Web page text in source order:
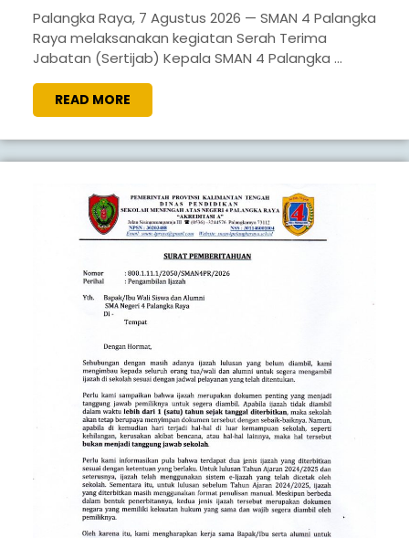
JABATAN
KEPALA
SMAN
4
PALANGKA
RAYA
Palangka Raya, 7 Agustus 2026 — SMAN 4 Palangka
Raya melaksanakan kegiatan Serah Terima
Jabatan (Sertijab) Kepala SMAN 4 Palangka ...
READ MORE
MORE